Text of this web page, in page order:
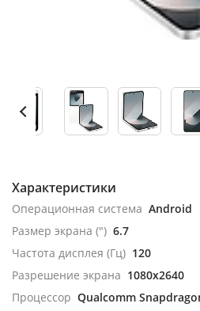
Характеристики
Операционная система Android
Размер экрана (") 6.7
Частота дисплея (Гц) 120
Разрешение экрана 1080x2640
Процессор Qualcomm